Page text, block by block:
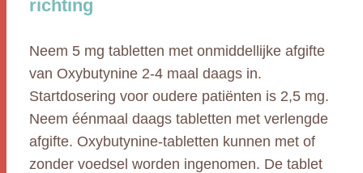
richting
Neem 5 mg tabletten met onmiddellijke afgifte
van Oxybutynine 2-4 maal daags in.
Startdosering voor oudere patiënten is 2,5 mg.
Neem éénmaal daags tabletten met verlengde
afgifte. Oxybutynine-tabletten kunnen met of
zonder voedsel worden ingenomen. De tablet